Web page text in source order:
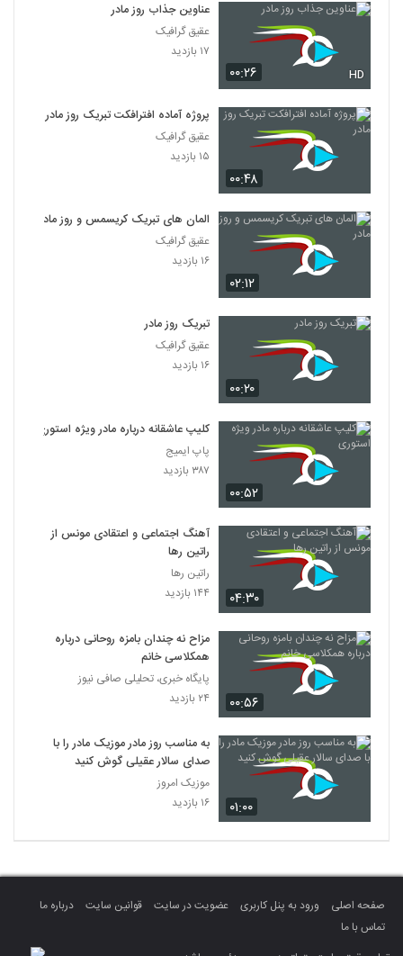
۰۰:۲۶ HD
عناوین جذاب روز مادر
عقیق گرافیک
۱۷ بازدید
۰۰:۴۸
پروژه آماده افترافکت تبریک روز مادر
عقیق گرافیک
۱۵ بازدید
۰۲:۱۲
المان های تبریک کریسمس و روز مادر
عقیق گرافیک
۱۶ بازدید
۰۰:۲۰
تبریک روز مادر
عقیق گرافیک
۱۶ بازدید
۰۰:۵۲
کلیپ عاشقانه درباره مادر ویژه استوری
پاپ ایمیج
۳۸۷ بازدید
۰۴:۳۰
آهنگ اجتماعی و اعتقادی مونس از
راتین رها
راتین رها
۱۴۴ بازدید
۰۰:۵۶
مزاح نه چندان بامزه روحانی درباره
همکلاسی خانم
پایگاه خبری، تحلیلی صافی نیوز
۲۴ بازدید
۰۱:۰۰
به مناسب روز مادر موزیک مادر را با
صدای سالار عقیلی گوش کنید
موزیک امروز
۱۶ بازدید
صفحه اصلی ورود به پنل کاربری عضویت در سایت قوانین سایت
درباره ما
تماس با ما